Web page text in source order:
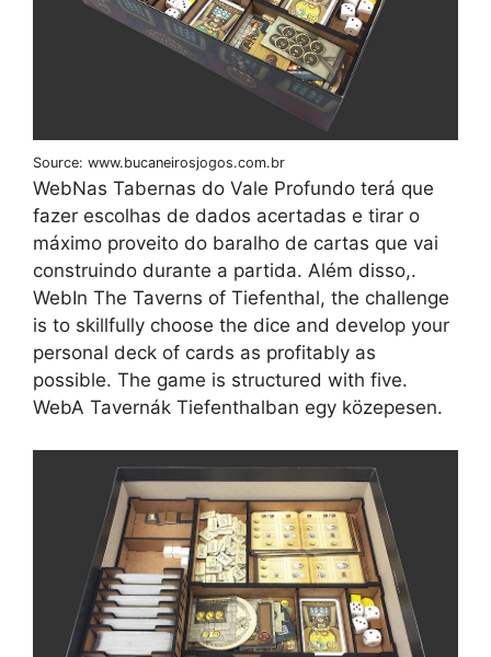
Source: www.bucaneirosjogos.com.br
WebNas Tabernas do Vale Profundo terá que
fazer escolhas de dados acertadas e tirar o
máximo proveito do baralho de cartas que vai
construindo durante a partida. Além disso,.
WebIn The Taverns of Tiefenthal, the challenge
is to skillfully choose the dice and develop your
personal deck of cards as profitably as
possible. The game is structured with five.
WebA Tavernák Tiefenthalban egy közepesen.